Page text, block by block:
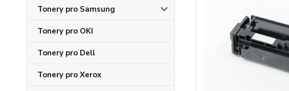
Tonery pro Samsung
Tonery pro OKI
Tonery pro Dell
Tonery pro Xerox